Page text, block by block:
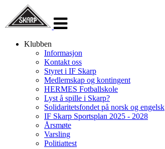
navigasjon
Klubben
Informasjon
Kontakt oss
Styret i IF Skarp
Medlemskap og kontingent
HERMES Fotballskole
Lyst å spille i Skarp?
Solidaritetsfondet på norsk og engelsk
IF Skarp Sportsplan 2025 - 2028
Årsmøte
Varsling
Politiattest